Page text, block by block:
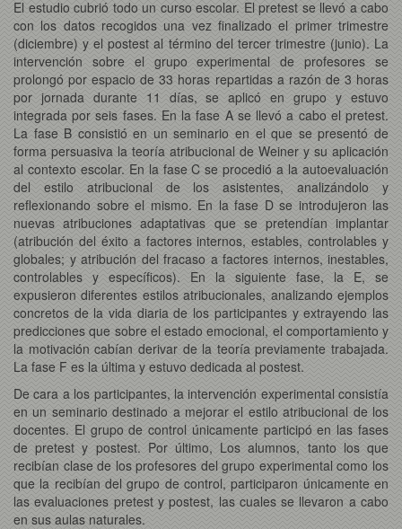
El estudio cubrió todo un curso escolar. El pretest se llevó a cabo
con los datos recogidos una vez finalizado el primer trimestre
(diciembre) y el postest al término del tercer trimestre (junio). La
intervención sobre el grupo experimental de profesores se
prolongó por espacio de 33 horas repartidas a razón de 3 horas
por jornada durante 11 días, se aplicó en grupo y estuvo
integrada por seis fases. En la fase A se llevó a cabo el pretest.
La fase B consistió en un seminario en el que se presentó de
forma persuasiva la teoría atribucional de Weiner y su aplicación
al contexto escolar. En la fase C se procedió a la autoevaluación
del estilo atribucional de los asistentes, analizándolo y
reflexionando sobre el mismo. En la fase D se introdujeron las
nuevas atribuciones adaptativas que se pretendían implantar
(atribución del éxito a factores internos, estables, controlables y
globales; y atribución del fracaso a factores internos, inestables,
controlables y específicos). En la siguiente fase, la E, se
expusieron diferentes estilos atribucionales, analizando ejemplos
concretos de la vida diaria de los participantes y extrayendo las
predicciones que sobre el estado emocional, el comportamiento y
la motivación cabían derivar de la teoría previamente trabajada.
La fase F es la última y estuvo dedicada al postest.
De cara a los participantes, la intervención experimental consistía
en un seminario destinado a mejorar el estilo atribucional de los
docentes. El grupo de control únicamente participó en las fases
de pretest y postest. Por último, Los alumnos, tanto los que
recibían clase de los profesores del grupo experimental como los
que la recibían del grupo de control, participaron únicamente en
las evaluaciones pretest y postest, las cuales se llevaron a cabo
en sus aulas naturales.